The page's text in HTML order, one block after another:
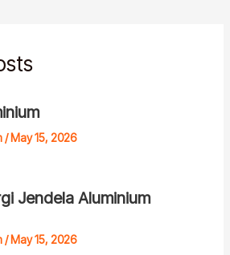
/May 15, 2026
Jendela Aluminium
/May 15, 2026